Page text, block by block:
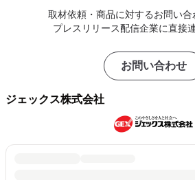
取材依頼・商品に対するお問い合
プレスリリース配信企業に直接
お問い合わせ
ジェックス株式会社